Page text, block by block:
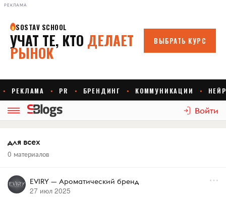
РЕКЛАМА
Войти
для всех
0 материалов
EVIRY — Ароматический бренд
27 июл 2025